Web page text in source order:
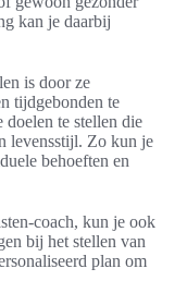
kan je daarbij
is door ze
tijdgebonden te
te stellen die
levensstijl. Zo kun je
behoeften en
coach, kun je ook
bij het stellen van
plan om